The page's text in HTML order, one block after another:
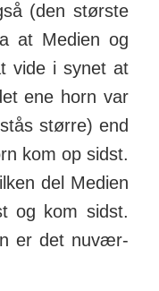
(den største
at Me­dien og
vide i synet at
ene horn var
større) end
kom op sidst.
del Medien
og kom sidst.
er det nu­vær­